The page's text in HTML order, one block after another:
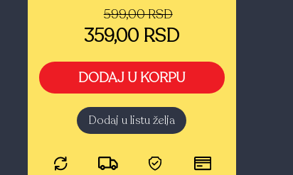
599,00 RSD
359,00 RSD
DODAJ U KORPU
Dodaj u listu želja